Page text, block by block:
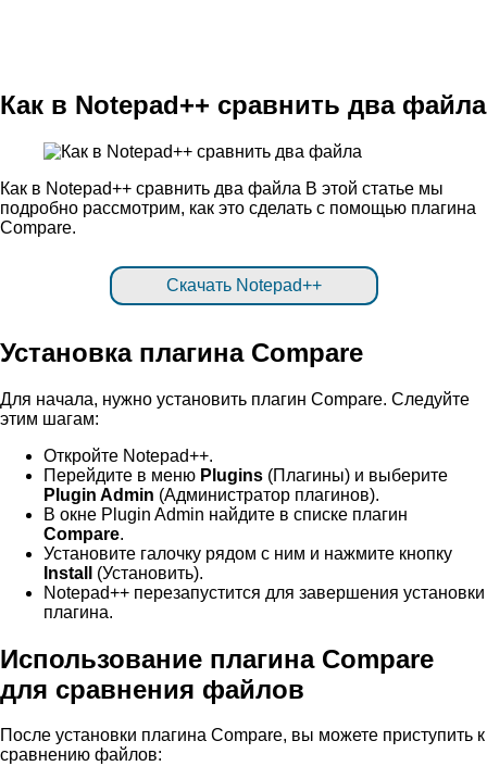
Как в Notepad++ сравнить два файла
Как в Notepad++ сравнить два файла В этой статье мы
подробно рассмотрим, как это сделать с помощью плагина
Compare.
Скачать Notepad++
Установка плагина Compare
Для начала, нужно установить плагин Compare. Следуйте
этим шагам:
Откройте Notepad++.
Перейдите в меню Plugins (Плагины) и выберите
Plugin Admin (Администратор плагинов).
В окне Plugin Admin найдите в списке плагин
Compare.
Установите галочку рядом с ним и нажмите кнопку
Install
(Установить).
Notepad++ перезапустится для завершения установки
плагина.
Использование плагина Compare
для сравнения файлов
После установки плагина Compare, вы можете приступить к
сравнению файлов: